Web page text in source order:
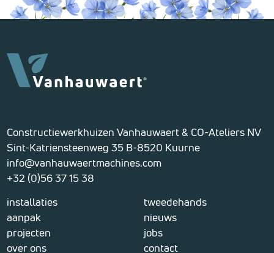
Constructiewerkhuizen Vanhauwaert & CO-Ateliers NV
Sint-Katriensteenweg 35 B-8520 Kuurne
info@vanhauwaertmachines.com
+32 (0)56 37 15 38
installaties
aanpak
projecten
over ons
tweedehands
nieuws
jobs
contact